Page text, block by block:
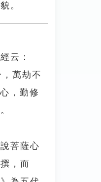
。
云：
萬劫不
，勤修
菩薩心
，而